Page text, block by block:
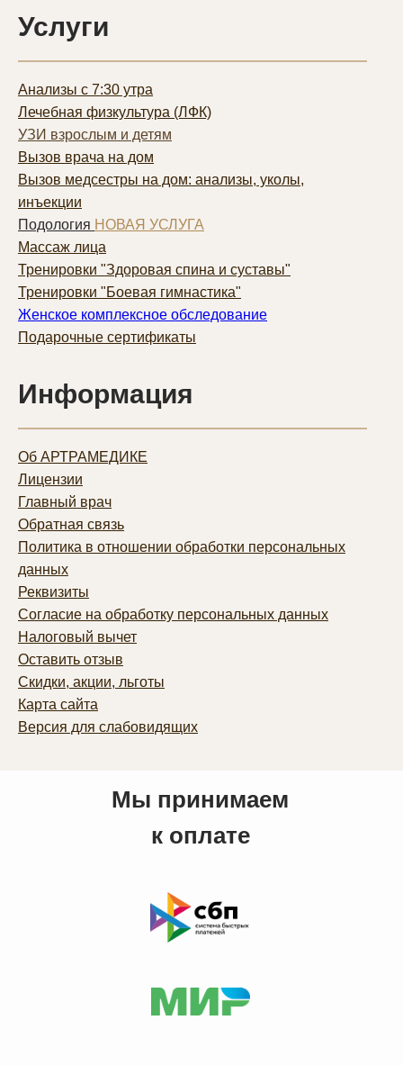
Услуги
Анализы с 7:30 утра
Лечебная физкультура (ЛФК)
УЗИ взрослым и детям
Вызов врача на дом
Вызов медсестры на дом: анализы, уколы,
инъекции
Подология НОВАЯ УСЛУГА
Массаж лица
Тренировки "Здоровая спина и суставы"
Тренировки "Боевая гимнастика"
Женское комплексное обследование
Подарочные сертификаты
Информация
Об АРТРАМЕДИКЕ
Лицензии
Главный врач
Обратная связь
Политика в отношении обработки персональных
данных
Реквизиты
Согласие на обработку персональных данных
Налоговый вычет
Оставить отзыв
Скидки, акции, льготы
Карта сайта
Версия для слабовидящих
Мы принимаем
к оплате